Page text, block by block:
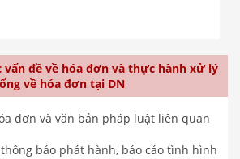
vấn đề về hóa đơn và thực hành xử lý
về hóa đơn tại DN
đơn và văn bản pháp luật liên quan
báo phát hành, báo cáo tình hình